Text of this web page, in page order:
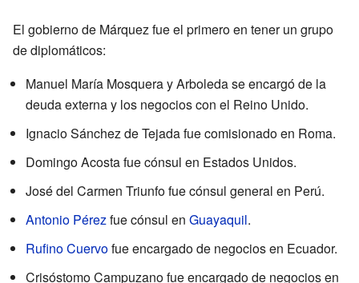
El gobierno de Márquez fue el primero en tener un grupo
de diplomáticos:
Manuel María Mosquera y Arboleda se encargó de la
deuda externa y los negocios con el Reino Unido.
Ignacio Sánchez de Tejada fue comisionado en Roma.
Domingo Acosta fue cónsul en Estados Unidos.
José del Carmen Triunfo fue cónsul general en Perú.
Antonio Pérezfue cónsul en Guayaquil.
Rufino Cuervofue encargado de negocios en Ecuador.
Crisóstomo Campuzano fue encargado de negocios en